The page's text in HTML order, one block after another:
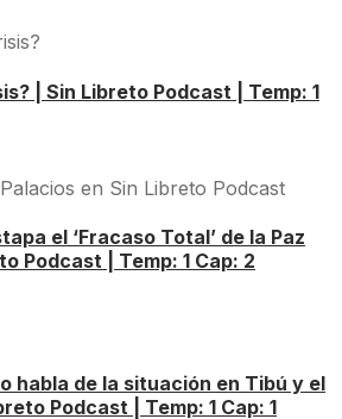
| Sin Libreto Podcast | Temp: 1
el ‘Fracaso Total’ de la Paz
Podcast | Temp: 1 Cap: 2
habla de la situación en Tibú y el
Podcast | Temp: 1 Cap: 1